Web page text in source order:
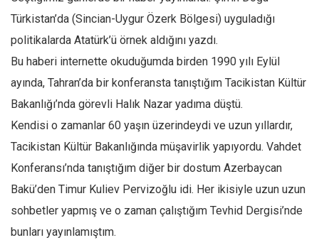
Yusuf Armağan
Hasanali Yıldırım
Leyla Şerif Emin
Selçuk Türkyılmaz
Mehmet Ali Tekin
Amina S. Jenenkovic
Bağdagül Öz
Esra Elönü
» Yazar arşivi
Türkistan’da (Sincian-Uygur Özerk Bölgesi) uyguladığı
politikalarda Atatürk’ü örnek aldığını yazdı.
Bu haberi internette okuduğumda birden 1990 yılı Eylül
ayında, Tahran’da bir konferansta tanıştığım Tacikistan Kültür
Bakanlığı’nda görevli Halık Nazar yadıma düştü.
Kendisi o zamanlar 60 yaşın üzerindeydi ve uzun yıllardır,
Tacikistan Kültür Bakanlığında müşavirlik yapıyordu. Vahdet
Konferansı’nda tanıştığım diğer bir dostum Azerbaycan
Bakü’den Timur Kuliev Pervizoğlu idi. Her ikisiyle uzun uzun
sohbetler yapmış ve o zaman çalıştığım Tevhid Dergisi’nde
bunları yayınlamıştım.